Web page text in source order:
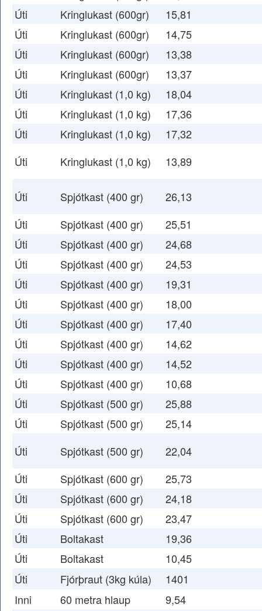
Úti
Kringlukast (600gr)
15,81
Úti
Kringlukast (600gr)
14,75
Úti
Kringlukast (600gr)
13,38
Úti
Kringlukast (600gr)
13,37
Úti
Kringlukast (1,0 kg)
18,04
Úti
Kringlukast (1,0 kg)
17,36
Úti
Kringlukast (1,0 kg)
17,32
Úti
Kringlukast (1,0 kg) 13,89
Úti Spjótkast (400 gr)
26,13
Úti
Spjótkast (400 gr)
25,51
Úti
Spjótkast (400 gr)
24,68
Úti
Spjótkast (400 gr)
24,53
Úti
Spjótkast (400 gr)
19,31
Úti
Spjótkast (400 gr)
18,00
Úti
Spjótkast (400 gr)
17,40
Úti
Spjótkast (400 gr)
14,62
Úti
Spjótkast (400 gr)
14,52
Úti
Spjótkast (400 gr)
10,68
Úti
Spjótkast (500 gr)
25,88
Úti
Spjótkast (500 gr)
25,14
Úti
Spjótkast (500 gr)
22,04
Úti
Spjótkast (600 gr)
25,73
Úti
Spjótkast (600 gr)
24,18
Úti
Spjótkast (600 gr)
23,47
Úti
Boltakast
19,36
Úti
Boltakast
10,45
Úti
Fjórþraut (3kg kúla)
1401
Inni
60 metra hlaup
9,54